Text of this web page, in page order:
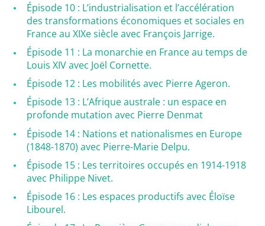
Épisode 10 : L’industrialisation et l’accélération
des transformations économiques et sociales en
France au XIXe siècle avec François Jarrige.
Épisode 11 : La monarchie en France au temps de
Louis XIV avec Joël Cornette.
Épisode 12 : Les mobilités avec Pierre Ageron.
Épisode 13 : L’Afrique australe : un espace en
profonde mutation avec Pierre Denmat
Épisode 14 : Nations et nationalismes en Europe
(1848-1870) avec Pierre-Marie Delpu.
Épisode 15 : Les territoires occupés en 1914-1918
avec Philippe Nivet.
Épisode 16 : Les espaces productifs avec Éloïse
Libourel.